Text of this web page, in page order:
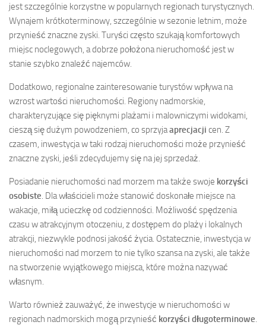
jest szczególnie korzystne w popularnych regionach turystycznych.
Wynajem krótkoterminowy, szczególnie w sezonie letnim, może
przynieść znaczne zyski. Turyści często szukają komfortowych
miejsc noclegowych, a dobrze położona nieruchomość jest w
stanie szybko znaleźć najemców.
Dodatkowo, regionalne zainteresowanie turystów wpływa na
wzrost wartości nieruchomości. Regiony nadmorskie,
charakteryzujące się pięknymi plażami i malowniczymi widokami,
cieszą się dużym powodzeniem, co sprzyjaaprecjacji cen. Z
czasem, inwestycja w taki rodzaj nieruchomości może przynieść
znaczne zyski, jeśli zdecydujemy się na jej sprzedaż.
Posiadanie nieruchomości nad morzem ma także swoje korzyści
osobiste. Dla właścicieli może stanowić doskonałe miejsce na
wakacje, miłą ucieczkę od codzienności. Możliwość spędzenia
czasu w atrakcyjnym otoczeniu, z dostępem do plaży i lokalnych
atrakcji, niezwykle podnosi jakość życia. Ostatecznie, inwestycja w
nieruchomości nad morzem to nie tylko szansa na zyski, ale także
na stworzenie wyjątkowego miejsca, które można nazywać
własnym.
Warto również zauważyć, że inwestycje w nieruchomości w
regionach nadmorskich mogą przynieść korzyści długoterminowe.